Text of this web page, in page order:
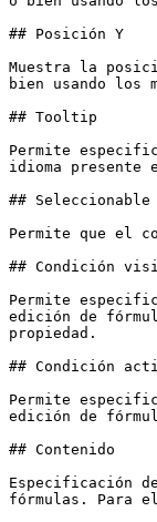
## Posición Y
Muestra la
bien usando los
## Tooltip
Permite
idioma presente
## Seleccionable
Permite que el
## Condición
Permite
edición de
propiedad.
## Condición
Permite
edición de
## Contenido
Especificación
fórmulas. Para